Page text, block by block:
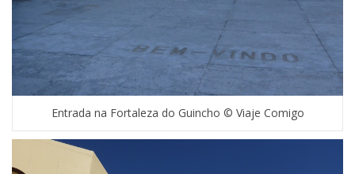
Entrada na Fortaleza do Guincho © Viaje Comigo